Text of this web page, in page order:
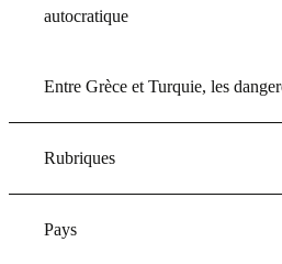
autocratique
Entre Grèce et Turquie, les
Rubriques
Pays